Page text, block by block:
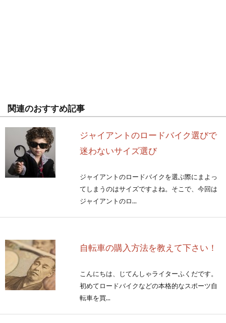
関連のおすすめ記事
ジャイアントのロードバイク選びで
迷わないサイズ選び
ジャイアントのロードバイクを選ぶ際にまよっ
てしまうのはサイズですよね。そこで、今回は
ジャイアントのロ...
自転車の購入方法を教えて下さい！
こんにちは、じてんしゃライターふくだです。
初めてロードバイクなどの本格的なスポーツ自
転車を買...